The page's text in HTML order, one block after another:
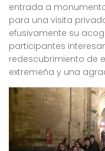
entrada a
para una visita
efusivamente su
participantes
redescubrimiento de
extremeña y una